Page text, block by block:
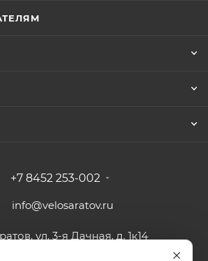
+7 8452 253-002
info@velosaratov.ru
ул. 3-я Дачная, д. 1к14